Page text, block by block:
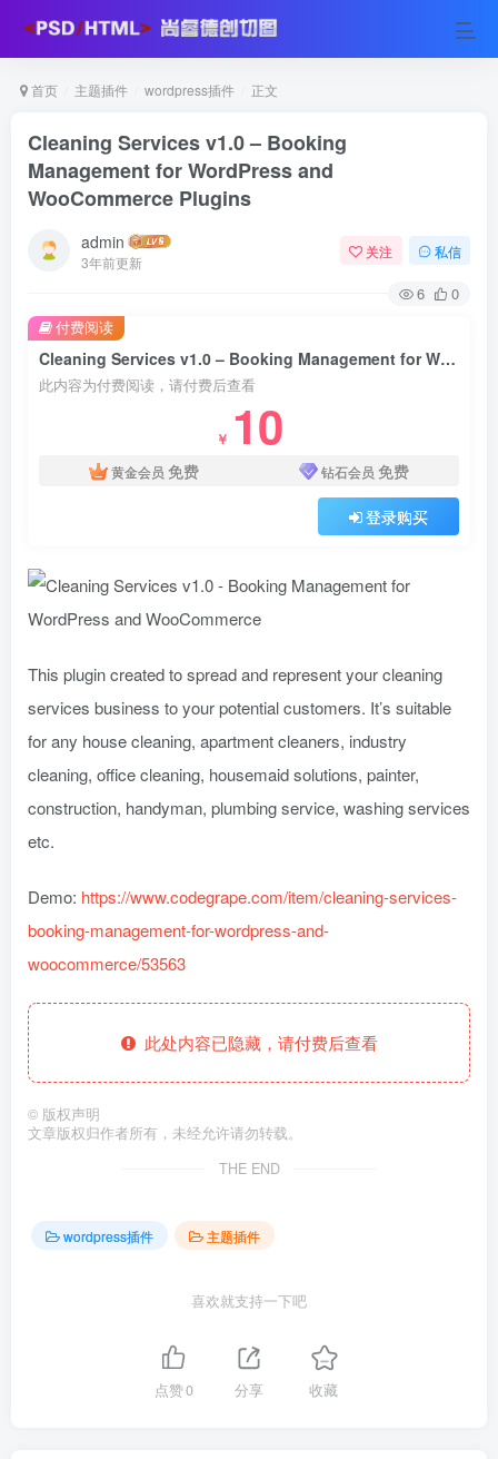
首页 主题插件 wordpress插件 正文
Cleaning Services v1.0 – Booking
Management for WordPress and
WooCommerce Plugins
admin
3年前更新
关注 私信
6 0
Cleaning Services v1.0 – Booking Management for WordPress and WooCommerce Plugins
此内容为付费阅读，请付费后查看
￥ 10
黄金会员 免费 钻石会员 免费
登录购买
付费阅读
This plugin created to spread and represent your cleaning
services business to your potential customers. It’s suitable
for any house cleaning, apartment cleaners, industry
cleaning, office cleaning, housemaid solutions, painter,
construction, handyman, plumbing service, washing services
etc.
Demo: https://www.codegrape.com/item/cleaning-services-
booking-management-for-wordpress-and-
woocommerce/53563
此处内容已隐藏，请付费后查看
© 版权声明
文章版权归作者所有，未经允许请勿转载。
THE END
wordpress插件 主题插件
喜欢就支持一下吧
点赞0 分享 收藏